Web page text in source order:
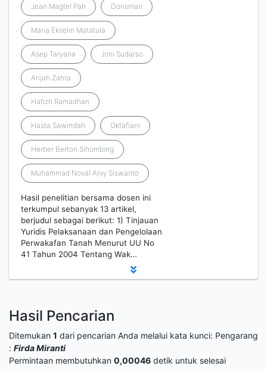
Jean Magtel Pah Dorisman
Maria Ekselin Matatula
Asep Taryana Joni Sudarso
Arijah Zahra
Hafizh Ramadhan
Hasta Sawindah Oktafiani
Herber Berton Sihombing
Muhammad Noval Arvy Siswanto
Hasil penelitian bersama dosen ini
terkumpul sebanyak 13 artikel,
berjudul sebagai berikut: 1) Tinjauan
Yuridis Pelaksanaan dan Pengelolaan
Perwakafan Tanah Menurut UU No
41 Tahun 2004 Tentang Wak…
Hasil Pencarian
Ditemukan 1 dari pencarian Anda melalui kata kunci: Pengarang
: Firda Miranti
Permintaan membutuhkan 0,00046 detik untuk selesai